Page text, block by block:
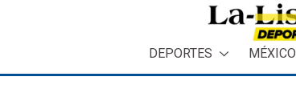
DEPORTES MÉXICO